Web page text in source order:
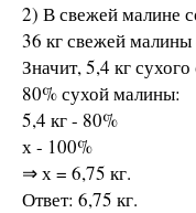
2) В свежей малине
36 кг свежей малины
Значит, 5,4 кг
80% сухой малины:
5,4 кг - 80%
х - 100%
⇒ х = 6,75 кг.
Ответ: 6,75 кг.